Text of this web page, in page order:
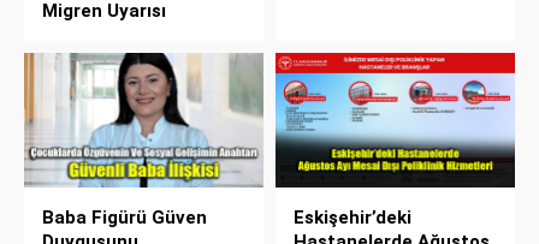
Migren Uyarısı
Baba Figürü Güven
Eskişehir’deki